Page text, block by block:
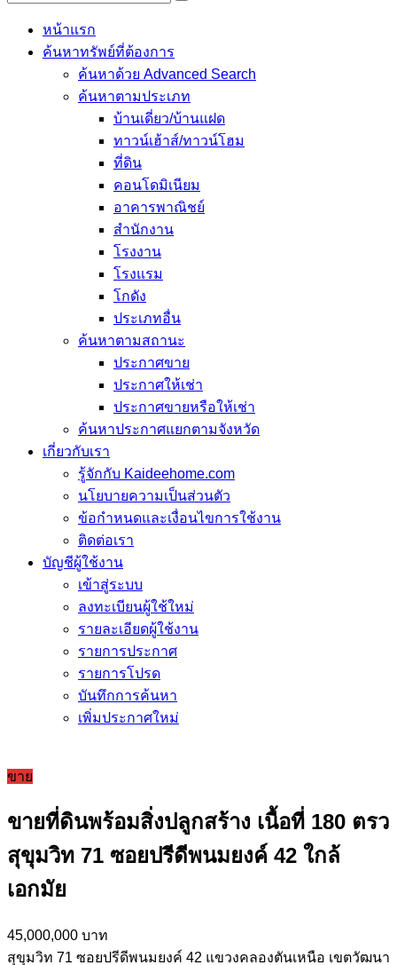
หน้าแรก
ค้นหาทรัพย์ที่ต้องการ
ค้นหาด้วย Advanced Search
ค้นหาตามประเภท
บ้านเดี่ยว/บ้านแฝด
ทาวน์เฮ้าส์/ทาวน์โฮม
ที่ดิน
คอนโดมิเนียม
อาคารพาณิชย์
สำนักงาน
โรงงาน
โรงแรม
โกดัง
ประเภทอื่น
ค้นหาตามสถานะ
ประกาศขาย
ประกาศให้เช่า
ประกาศขายหรือให้เช่า
ค้นหาประกาศแยกตามจังหวัด
เกี่ยวกับเรา
รู้จักกับ Kaideehome.com
นโยบายความเป็นส่วนตัว
ข้อกำหนดและเงื่อนไขการใช้งาน
ติดต่อเรา
บัญชีผู้ใช้งาน
เข้าสู่ระบบ
ลงทะเบียนผู้ใช้ใหม่
รายละเอียดผู้ใช้งาน
รายการประกาศ
รายการโปรด
บันทึกการค้นหา
เพิ่มประกาศใหม่
ขาย
ขายที่ดินพร้อมสิ่งปลูกสร้าง เนื้อที่ 180 ตรว
สุขุมวิท 71 ซอยปรีดีพนมยงค์ 42 ใกล้
เอกมัย
45,000,000 บาท
สุขุมวิท 71 ซอยปรีดีพนมยงค์ 42 แขวงคลองตันเหนือ เขตวัฒนา